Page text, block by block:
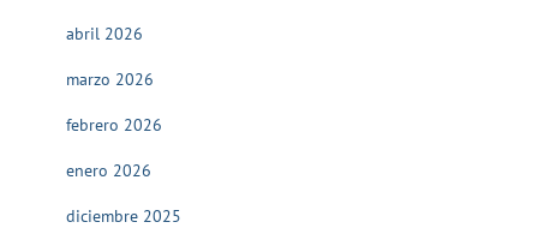
abril 2026
marzo 2026
febrero 2026
enero 2026
diciembre 2025